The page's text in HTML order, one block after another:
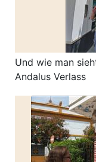
Und wie man
Andalus Verlass